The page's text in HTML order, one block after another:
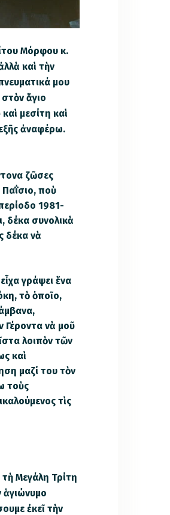
Μόρφου κ.
καὶ τὴν
μου
ἅγιο
μεσίτη καὶ
ἀναφέρω.
ζῶσες
Παΐσιο, ποὺ
1981-
δέκα συνολικὰ
δέκα νὰ
γράψει ἕνα
τὸ ὁποῖο,
Γέροντα νὰ μοῦ
λοιπὸν τῶν
καὶ
μαζί του τὸν
τοὺς
τὶς
Μεγάλη Τρίτη
ἐκεῖ τὴν